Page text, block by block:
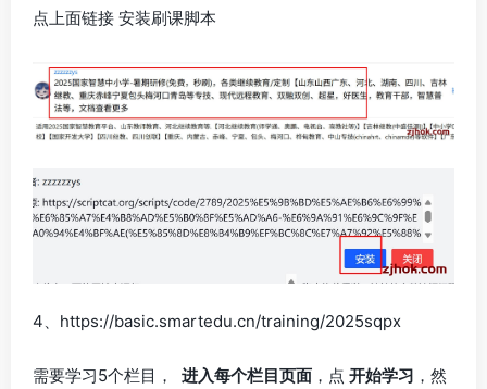
点上面链接 安装刷课脚本
4、https://basic.smartedu.cn/training/2025sqpx
需要学习5个栏目， 进入每个栏目页面 ，点 开始学习 ，然